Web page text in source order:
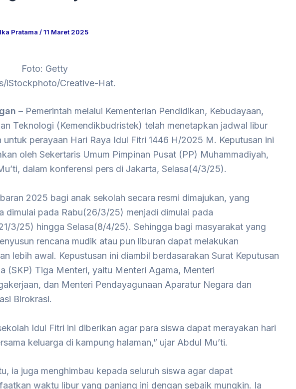
Pratama /11 Maret 2025
Foto: Getty
iStockphoto/Creative-Hat.
– Pemerintah melalui Kementerian Pendidikan, Kebudayaan,
Teknologi (Kemendikbudristek) telah menetapkan jadwal libur
untuk perayaan Hari Raya Idul Fitri 1446 H/2025 M. Keputusan ini
oleh Sekertaris Umum Pimpinan Pusat (PP) Muhammadiyah,
dalam konferensi pers di Jakarta, Selasa(4/3/25).
2025 bagi anak sekolah secara resmi dimajukan, yang
dimulai pada Rabu(26/3/25) menjadi dimulai pada
3/25) hingga Selasa(8/4/25). Sehingga bagi masyarakat yang
rencana mudik atau pun liburan dapat melakukan
lebih awal. Kepustusan ini diambil berdasarakan Surat Keputusan
(SKP) Tiga Menteri, yaitu Menteri Agama, Menteri
dan Menteri Pendayagunaan Aparatur Negara dan
Birokrasi.
Idul Fitri ini diberikan agar para siswa dapat merayakan hari
keluarga di kampung halaman,” ujar Abdul Mu’ti.
ia juga menghimbau kepada seluruh siswa agar dapat
waktu libur yang panjang ini dengan sebaik mungkin. Ia